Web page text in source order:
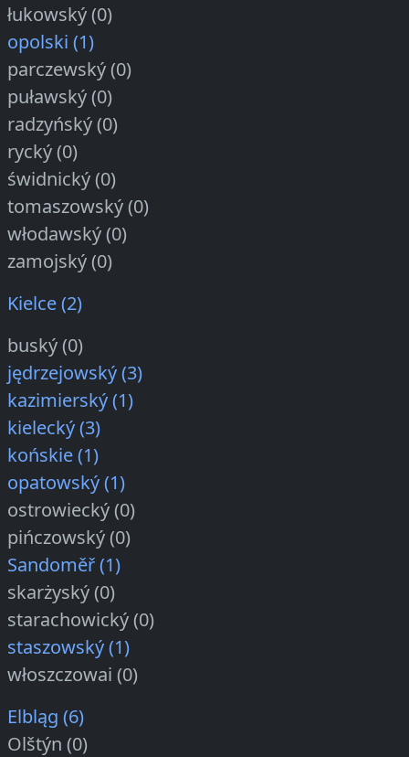
łukowský (0)
opolski (1)
parczewský (0)
puławský (0)
radzyńský (0)
rycký (0)
świdnický (0)
tomaszowský (0)
włodawský (0)
zamojský (0)
Kielce (2)
buský (0)
jędrzejowský (3)
kazimierský (1)
kielecký (3)
końskie (1)
opatowský (1)
ostrowiecký (0)
pińczowský (0)
Sandoměř (1)
skarżyský (0)
starachowický (0)
staszowský (1)
włoszczowai (0)
Elbląg (6)
Olštýn (0)